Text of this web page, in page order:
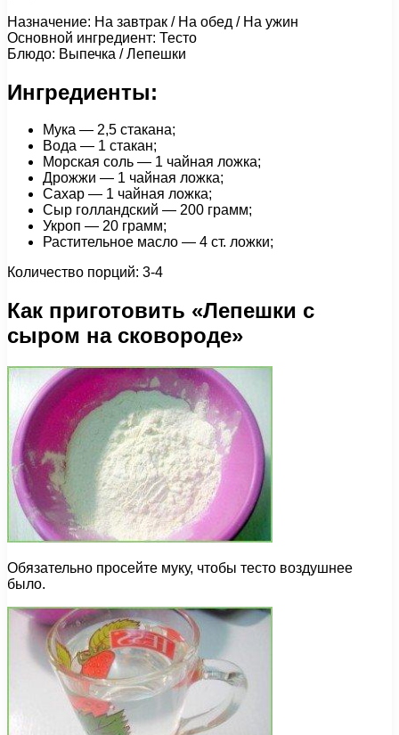
Назначение: На завтрак / На обед / На ужин
Основной ингредиент: Тесто
Блюдо: Выпечка / Лепешки
Ингредиенты:
Мука — 2,5 стакана;
Вода — 1 стакан;
Морская соль — 1 чайная ложка;
Дрожжи — 1 чайная ложка;
Сахар — 1 чайная ложка;
Сыр голландский — 200 грамм;
Укроп — 20 грамм;
Растительное масло — 4 ст. ложки;
Количество порций: 3-4
Как приготовить «Лепешки с
сыром на сковороде»
Обязательно просейте муку, чтобы тесто воздушнее
было.